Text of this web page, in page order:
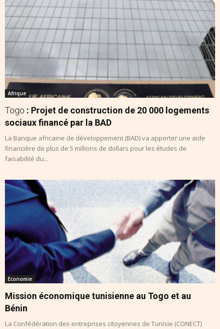
Afrique
Togo : Projet de construction de 20 000 logements
sociaux financé par la BAD
La Banque africaine de développement (BAD) va apporter une aide
financière de plus de 5 millions de dollars pour les études de
faisabilité du...
Economie
Mission économique tunisienne au Togo et au
Bénin
La Confédération des entreprises citoyennes de Tunisie (CONECT)